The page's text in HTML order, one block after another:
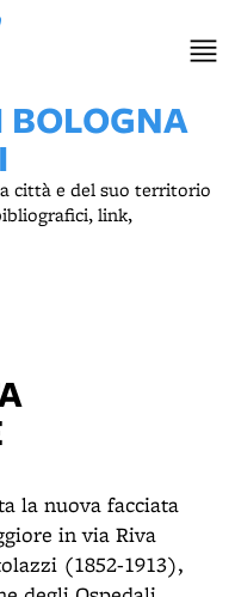
BOLOGNA
città e del suo territorio
link,
la nuova facciata
in via Riva
(1852-1913),